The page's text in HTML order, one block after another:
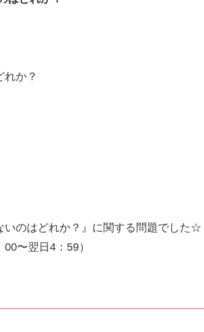
か？
いのはどれか？』に関する問題でした☆
〜翌日4：59）